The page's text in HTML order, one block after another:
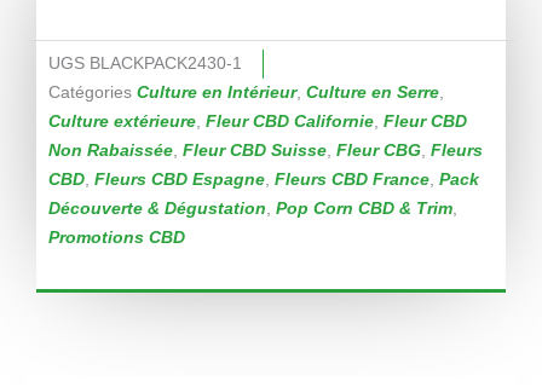
UGS BLACKPACK2430-1
Catégories Culture en Intérieur, Culture en Serre
Culture extérieure Fleur CBD Californie Fleur CBD
Non Rabaissée Fleur CBD Suisse Fleur CBG Fleurs
CBD Fleurs CBD Espagne Fleurs CBD France Pack
Découverte & Dégustation Pop Corn CBD & Trim
Promotions CBD